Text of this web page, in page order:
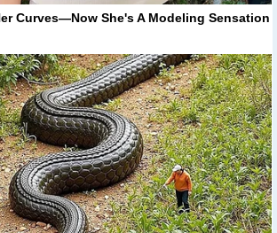
Curves—Now She's A Modeling Sensation